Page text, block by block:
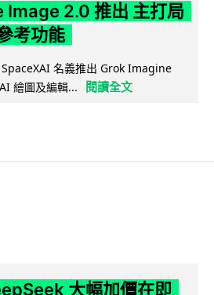
2.0 推出 主打局
考功能
名義推出 Grok Imagine
繪圖及編輯...
閱讀全文
大幅加價在即